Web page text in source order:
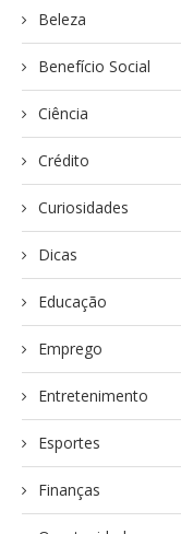
Beleza
Benefício Social
Ciência
Crédito
Curiosidades
Dicas
Educação
Emprego
Entretenimento
Esportes
Finanças